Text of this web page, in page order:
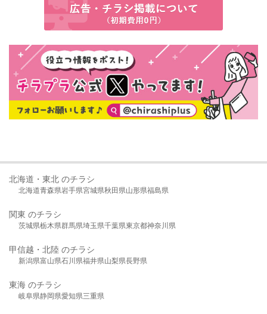
北海道・東北 のチラシ
北海道青森県岩手県宮城県秋田県山形県福島県
関東 のチラシ
茨城県栃木県群馬県埼玉県千葉県東京都神奈川県
甲信越・北陸 のチラシ
新潟県富山県石川県福井県山梨県長野県
東海 のチラシ
岐阜県静岡県愛知県三重県